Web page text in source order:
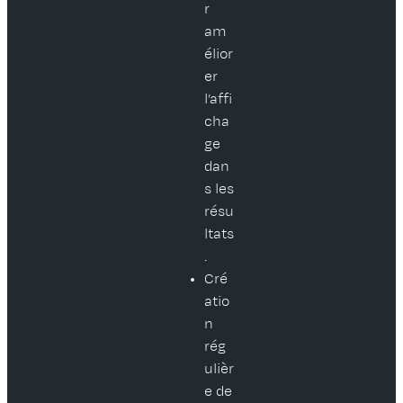
r
am
élior
er
l’affi
cha
ge
dan
s les
résu
ltats
.
Cré
atio
n
rég
ulièr
e de